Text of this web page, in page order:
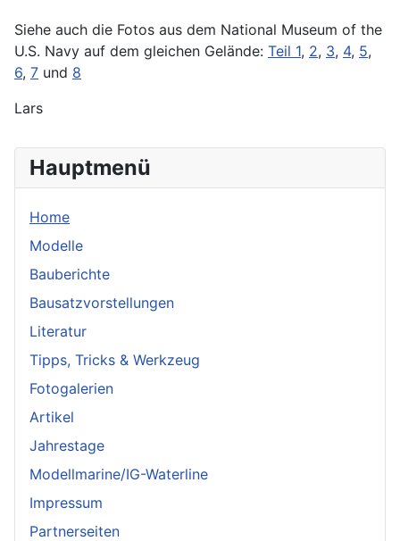
Hauptmenü
Home
Modelle
Bauberichte
Bausatzvorstellungen
Literatur
Tipps, Tricks & Werkzeug
Fotogalerien
Artikel
Jahrestage
Modellmarine/IG-Waterline
Impressum
Partnerseiten
Siehe auch die Fotos aus dem National Museum of the
U.S. Navy auf dem gleichen Gelände: Teil 1, 2, 3, 4, 5,
6, 7 und 8
Lars